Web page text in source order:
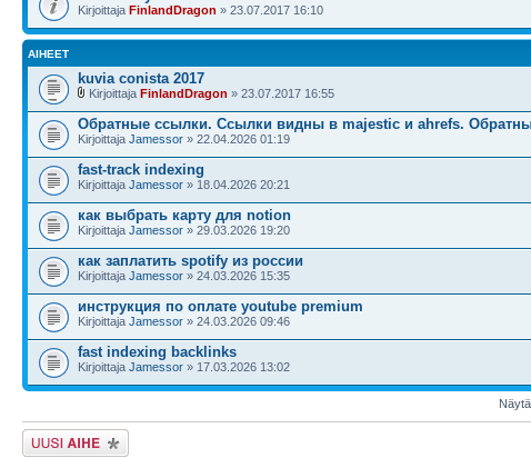
Kirjoittaja FinlandDragon » 23.07.2017 16:10
AIHEET
kuvia conista 2017
Kirjoittaja FinlandDragon » 23.07.2017 16:55
Обратные ссылки. Cсылки видны в majestic и ahrefs.
Kirjoittaja Jamessor » 22.04.2026 01:19
fast-track indexing
Kirjoittaja Jamessor » 18.04.2026 20:21
как выбрать карту для notion
Kirjoittaja Jamessor » 29.03.2026 19:20
как заплатить spotify из россии
Kirjoittaja Jamessor » 24.03.2026 15:35
инструкция по оплате youtube premium
Kirjoittaja Jamessor » 24.03.2026 09:46
fast indexing backlinks
Kirjoittaja Jamessor » 17.03.2026 13:02
Lähetä uusi viesti